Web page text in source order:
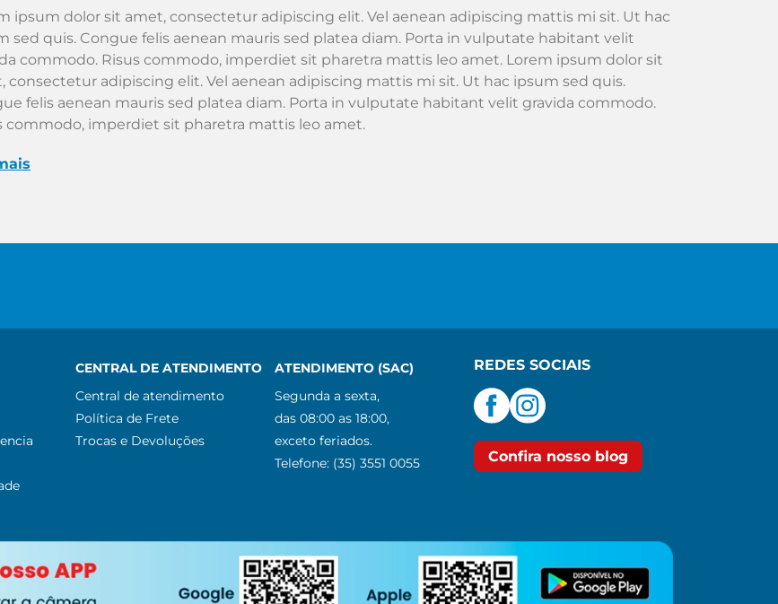
ipsum dolor sit amet, consectetur adipiscing elit. Vel aenean adipiscing mattis mi sit. Ut hac
sed quis. Congue felis aenean mauris sed platea diam. Porta in vulputate habitant velit
commodo. Risus commodo, imperdiet sit pharetra mattis leo amet. Lorem ipsum dolor sit
consectetur adipiscing elit. Vel aenean adipiscing mattis mi sit. Ut hac ipsum sed quis.
felis aenean mauris sed platea diam. Porta in vulputate habitant velit gravida commodo.
commodo, imperdiet sit pharetra mattis leo amet.
CENTRAL DE ATENDIMENTO
Central de atendimento
Política de Frete
Trocas e Devoluções
ATENDIMENTO (SAC)
Segunda a sexta,
das 08:00 as 18:00,
exceto feriados.
Telefone: (35) 3551 0055
REDES SOCIAIS
Confira nosso blog